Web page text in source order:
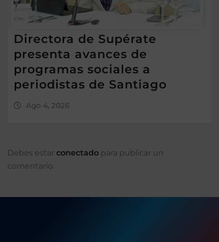
Directora de Supérate
presenta avances de
programas sociales a
periodistas de Santiago
Ago 4, 2026
Debes estar conectado para publicar un
comentario.